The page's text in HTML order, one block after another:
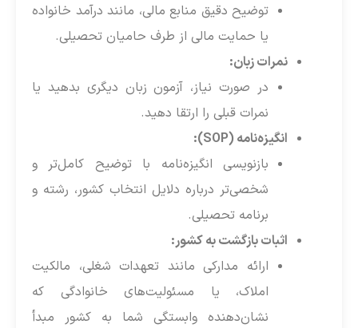
توضیح دقیق منابع مالی، مانند درآمد خانواده
یا حمایت مالی از طرف حامیان تحصیلی.
نمرات زبان:
در صورت نیاز، آزمون زبان دیگری بدهید یا
نمرات قبلی را ارتقا دهید.
انگیزه‌نامه (SOP):
بازنویسی انگیزه‌نامه با توضیح کامل‌تر و
شخصی‌تر درباره دلایل انتخاب کشور، رشته و
برنامه تحصیلی.
اثبات بازگشت به کشور:
ارائه مدارکی مانند تعهدات شغلی، مالکیت
املاک، یا مسئولیت‌های خانوادگی که
نشان‌دهنده وابستگی شما به کشور مبدأ